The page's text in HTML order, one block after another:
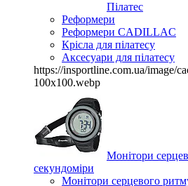
Пілатес
Реформери
Реформери CADILLAC
Крісла для пілатесу
Аксесуари для пілатесу
https://insportline.com.ua/image/
100x100.webp
Монітори
секундоміри
Монітори серцевого